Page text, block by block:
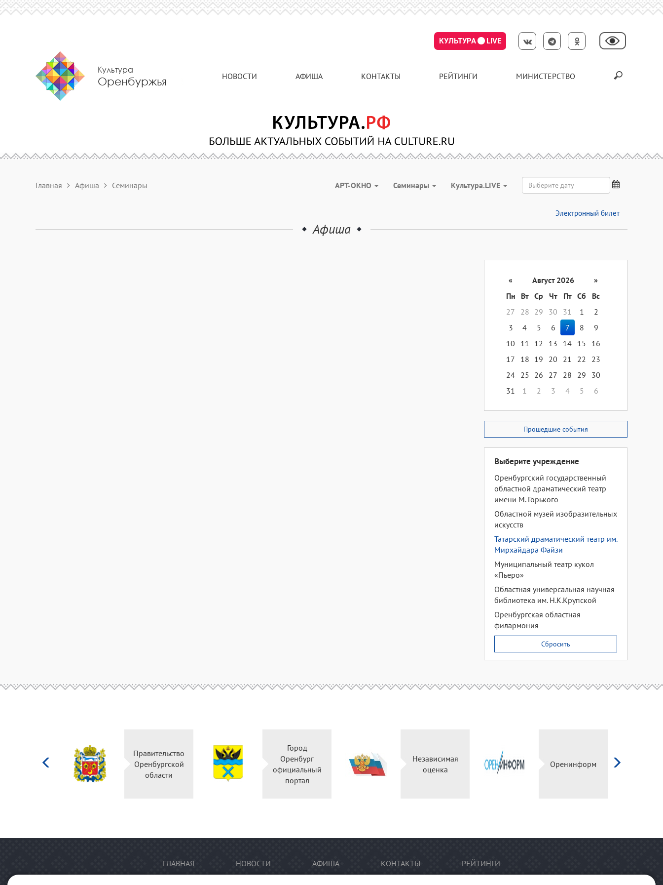
КУЛЬТУРА LIVE
Культура
Оренбуржья НОВОСТИ АФИША КОНТАКТЫ РЕЙТИНГИ МИНИСТЕРСТВО
Главная Афиша Семинары АРТ-ОКНО Семинары Культура.LIVE
Электронный билет
Афиша
« Август 2026
»
Пн
Вт Ср Чт Пт Сб
Вс
27
28 29 30 31 1
2
3
4 5 6 7 8
9
10
11 12 13 14 15
16
17
18 19 20 21 22
23
24 25 26 27 28 29
30
31
1 2 3 4 5 6
Прошедшие события
Выберите учреждение
Оренбургский государственный
областной драматический театр
имени М. Горького
Областной музей изобразительных
искусств
Татарский драматический театр им.
Мирхайдара Файзи
Муниципальный театр кукол
«Пьеро»
Областная универсальная научная
библиотека им. Н.К.Крупской
Оренбургская областная
филармония
Сбросить
Правительство
Оренбургской
области
Город
Оренбург
официальный
портал
Независимая
оценка
Оренинформ
ГЛАВНАЯ НОВОСТИ АФИША КОНТАКТЫ РЕЙТИНГИ